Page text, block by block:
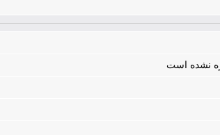
نشده است